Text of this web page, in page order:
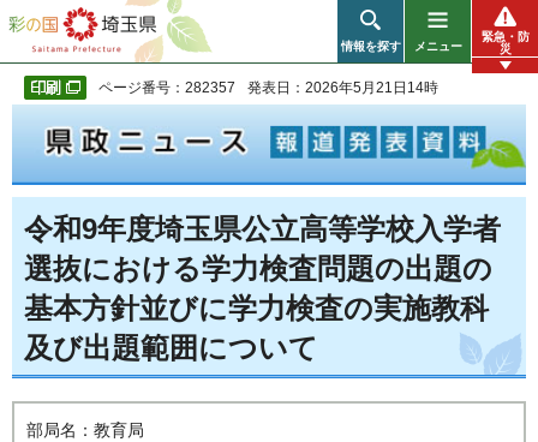
彩の国 埼玉県
情報を探す メニュー
緊急・防
災
ページ番号：282357 発表日：2026年5月21日14時
令和9年度埼玉県公立高等学校入学者
選抜における学力検査問題の出題の
基本方針並びに学力検査の実施教科
及び出題範囲について
部局名：教育局